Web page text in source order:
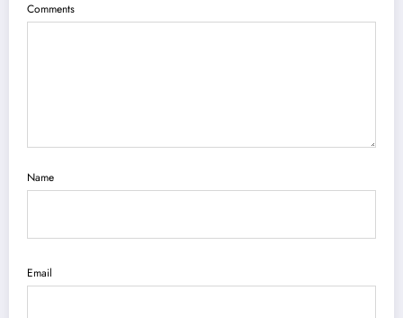
Comments
Name
Email